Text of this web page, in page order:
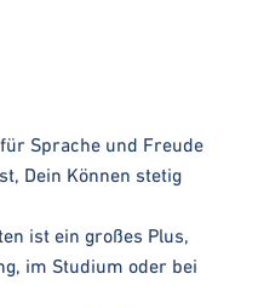
Sprache und Freude
Dein Können stetig
ist ein großes Plus,
im Studium oder bei